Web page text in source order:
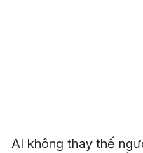
AI không thay thế